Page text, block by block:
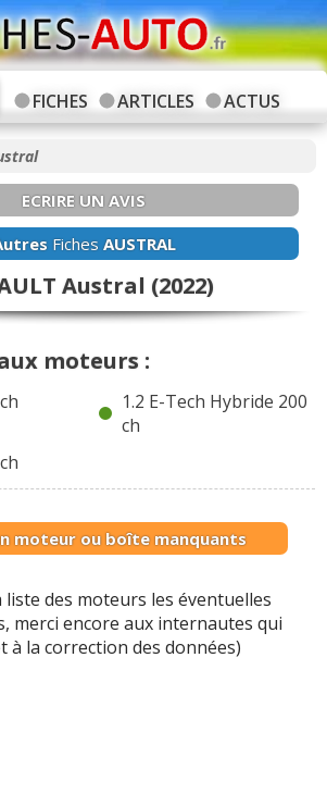
FICHES ARTICLES ACTUS
ECRIRE UN AVIS
Fiches AUSTRAL
Austral (2022)
moteurs :
1.2 E-Tech Hybride 200
ch
moteur ou boîte manquants
liste des moteurs les éventuelles
merci encore aux internautes qui
à la correction des données)